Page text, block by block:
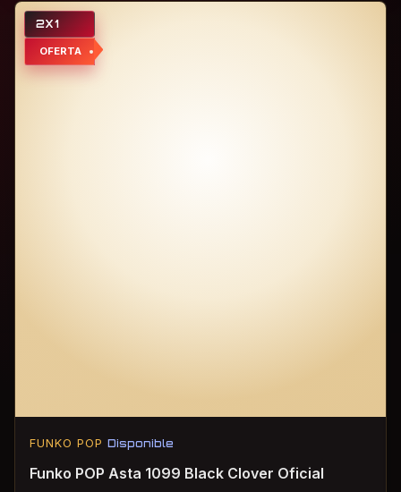
2X1
OFERTA
FUNKO POP Disponible
Funko POP Asta 1099 Black Clover Oficial